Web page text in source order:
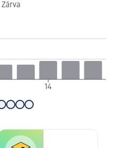
Zárva
14